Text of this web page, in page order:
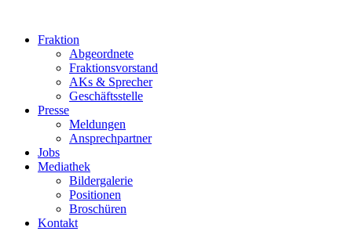
springenFraktion
Abgeordnete
Fraktions­vorstand
AKs & Sprecher
Geschäftsstelle
Presse
Meldungen
Ansprechpartner
Jobs
Mediathek
Bildergalerie
Positionen
Broschüren
Kontakt